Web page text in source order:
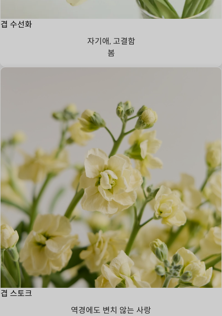
겹 수선화
자기애, 고결함
봄
겹 스토크
역경에도 변치 않는 사랑